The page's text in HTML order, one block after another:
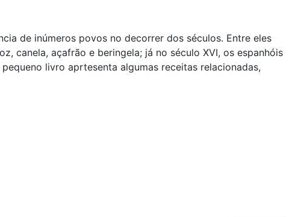
de inúmeros povos no decorrer dos séculos. Entre eles
canela, açafrão e beringela; já no século XVI, os espanhóis
livro aprtesenta algumas receitas relacionadas,